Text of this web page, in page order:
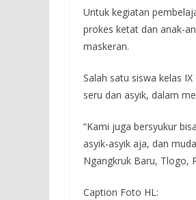
Untuk kegiatan
prokes ketat dan anak-
maskeran.
Salah satu siswa kelas
seru dan asyik, dalam
“Kami juga bersyukur
asyik-asyik aja, dan
Ngangkruk Baru, Tlogo,
Caption Foto HL: